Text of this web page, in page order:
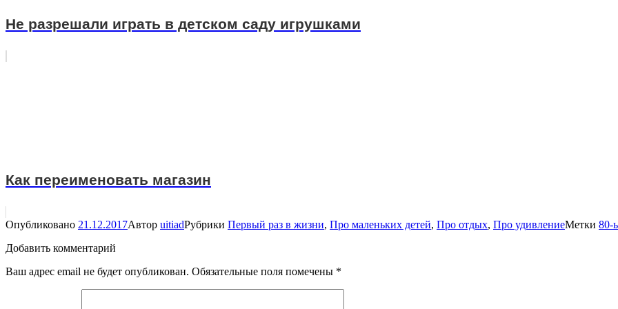
Не разрешали играть в детском саду игрушками
Как переименовать магазин
Опубликовано 21.12.2017Автор uitiadРубрики Первый раз в жизни, Про маленьких детей, Про отдых, Про удивлениеМетки 80-
Добавить комментарий
Ваш адрес email не будет опубликован. Обязательные поля помечены *